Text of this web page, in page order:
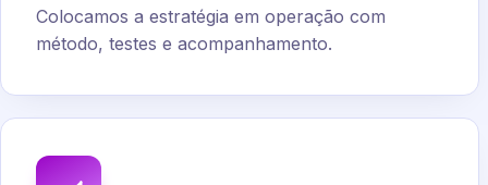
Colocamos a estratégia em operação com
método, testes e acompanhamento.